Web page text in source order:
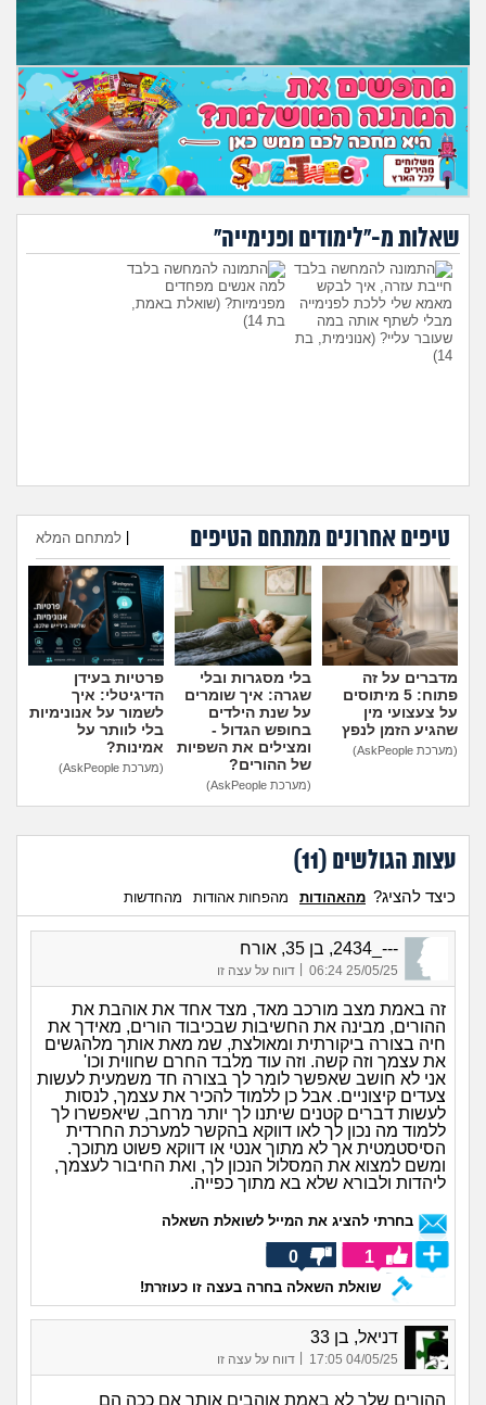
שאלות מ-"לימודים ופנימייה"
חייבת עזרה, איך לבקש
מאמא שלי ללכת לפנימייה
מבלי לשתף אותה במה
שעובר עליי? (אנונימית, בת
14)
למה אנשים מפחדים
מפנימיות? (שואלת באמת,
בת 14)
היועצת המליצה לשלוח את
הבן שלי לפנימייה, לסמוך
עליה?(אמא מודאגת, בת
35)
עומדת להיות בפנימייה ויש לי
חבר, אני יכולה להביא אותו
לחדר שלי?(פנימיסטית
לעתיד, בת 16)
טיפים אחרונים ממתחם הטיפים למתחם המלא
הוספת טיפ
מדברים על זה
פתוח: 5 מיתוסים
על צעצועי מין
שהגיע הזמן לנפץ
(מערכת AskPeople)
בלי מסגרות ובלי
שגרה: איך שומרים
על שנת הילדים
בחופש הגדול -
ומצילים את השפיות
של ההורים?
(מערכת AskPeople)
פרטיות בעידן
הדיגיטלי: איך
לשמור על אנונימיות
בלי לוותר על
אמינות?
(מערכת AskPeople)
עצות הגולשים (11
)
כיצד להציג? מהאהודות מהפחות אהודות מהחדשות
---_2434, בן 35, אורח
25/05/25 06:24 דווח על עצה זו
זה באמת מצב מורכב מאד, מצד אחד את אוהבת את
ההורים, מבינה את החשיבות שבכיבוד הורים, מאידך את
חיה בצורה ביקורתית ומאולצת, שמ מאת אותך מלהגשים
את עצמך וזה קשה. וזה עוד מלבד החרם שחווית וכו'
אני לא חושב שאפשר לומר לך בצורה חד משמעית לעשות
צעדים קיצוניים. אבל כן ללמוד להכיר את עצמך, לנסות
לעשות דברים קטנים שיתנו לך יותר מרחב, שיאפשרו לך
ללמוד מה נכון לך לאו דווקא בהקשר למערכת החרדית
הסיסטמטית אך לא מתוך אנטי או דווקא פשוט מתוכך.
ומשם למצוא את המסלול הנכון לך, ואת החיבור לעצמך,
ליהדות ולבורא שלא בא מתוך כפייה.
בחרתי להציג את המייל לשואלת השאלה
1
0
שואלת השאלה בחרה בעצה זו כעוזרת!
דניאל, בן 33
04/05/25 17:05 דווח על עצה זו
ההורים שלך לא באמת אוהבים אותך אם ככה הם